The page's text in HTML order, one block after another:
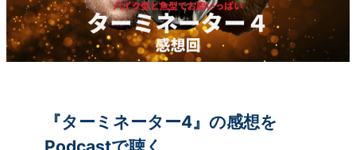
『ターミネーター4』の感想を
Podcastで聴く